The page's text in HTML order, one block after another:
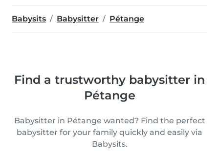
Babysits Babysitter Pétange
Find a trustworthy babysitter in
Pétange
Babysitter in Pétange wanted? Find the perfect
babysitter for your family quickly and easily via
Babysits.